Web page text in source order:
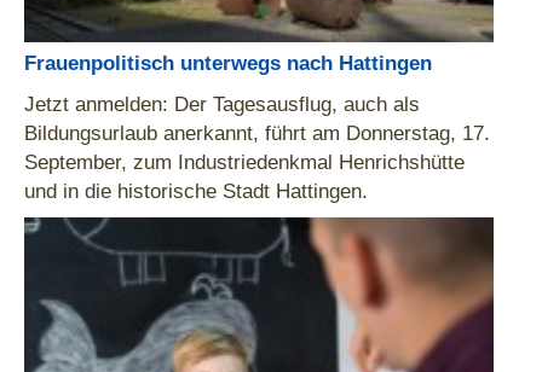
Frauenpolitisch unterwegs nach Hattingen
Jetzt anmelden: Der Tagesausflug, auch als
Bildungsurlaub anerkannt, führt am Donnerstag, 17.
September, zum Industriedenkmal Henrichshütte
und in die historische Stadt Hattingen.